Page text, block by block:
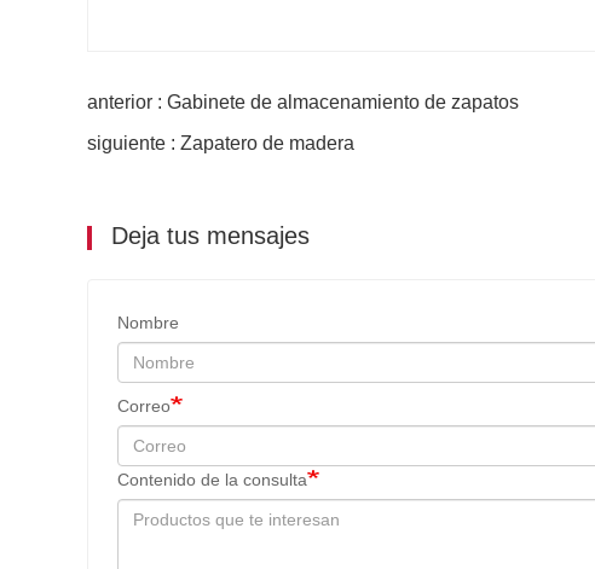
anterior : Gabinete de almacenamiento de zapatos
siguiente : Zapatero de madera
Deja tus mensajes
Nombre
Correo
Contenido de la consulta